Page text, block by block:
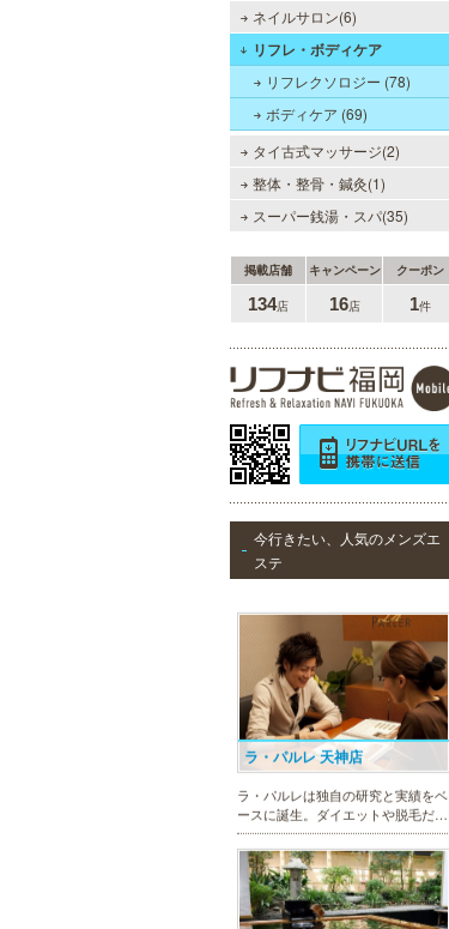
ネイルサロン(6)
リフレ・ボディケア
リフレクソロジー (78)
ボディケア (69)
タイ古式マッサージ(2)
整体・整骨・鍼灸(1)
スーパー銭湯・スパ(35)
掲載店舗 キャンペーン クーポン
134店 16店 1件
今行きたい、人気のメンズエ
ステ
メンズリゼクリニック 福岡天
神院
メンズリゼクリニックの永久脱毛が
全国で受けられます。多くの男性患
者様にご支持頂き、新宿1院から始
在では提携院含め全国10院を展開す
るクリニックになりました。
MEN’S TBC 博多本店（バスタ
ーミナル）
メンズTBCはライフスタイルにリン
ラダ脱毛、ヒゲ脱毛、引き締め、フ
ェイスケア等、お客様のニーズにマ
ッチした施術で日常に寄り添いま
す。まずはお得な体験コースをチェ
ック。
メンズTBCは脱毛だけではなく、フ
ェイシャルや引き締めコース等、豊
康的な美を全力でサポート。初めて
の方にも安心の、お得な体験コース
も多数ご用意しております。
ラ・パルレ 天神店
ラ・パルレは独自の研究と実績をベ
ースに誕生。ダイエットや脱毛だけ
ではなく、フェイシャルやヒーリン
グエステ等外側からも内側からも美
しくなるメニューを豊富に取り揃え
ております。お得な体験コースも必
見です。